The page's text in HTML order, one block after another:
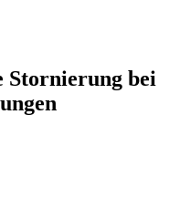
Stornierung bei